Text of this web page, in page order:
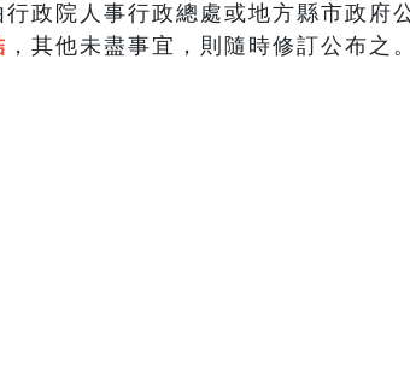
行政院人事行政總處或地方縣市政府
，其他未盡事宜，則隨時修訂公布之